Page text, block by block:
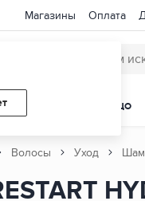
Магазины Оплата
ЛИЦО
Волосы Уход